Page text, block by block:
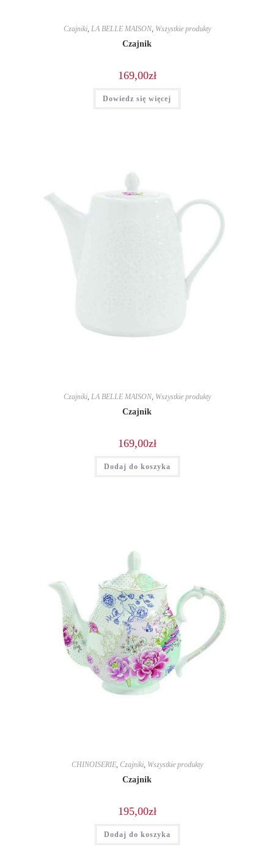
Czajniki, LA BELLE MAISON, Wszystkie produkty
Czajnik
169,00zł
Dowiedz się więcej
Czajniki, LA BELLE MAISON, Wszystkie produkty
Czajnik
169,00zł
Dodaj do koszyka
CHINOISERIE, Czajniki, Wszystkie produkty
Czajnik
195,00zł
Dodaj do koszyka